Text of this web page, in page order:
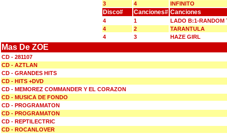
3
4 INFINITO
Disco# Canciones# Canciones
4 1
LADO B:1-RANDOM
4
2
TARANTULA
4
3 HAZE GIRL
Mas De ZOE
CD - 281107
CD - AZTLAN
CD - GRANDES HITS
CD - HITS +DVD
CD - MEMOREZ COMMANDER Y EL CORAZON
CD - MUSICA DE FONDO
CD - PROGRAMATON
CD - PROGRAMATON
CD - REPTILECTRIC
CD - ROCANLOVER